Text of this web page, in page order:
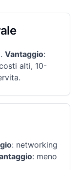
Vantaggio:
alti, 10-
: networking
: meno